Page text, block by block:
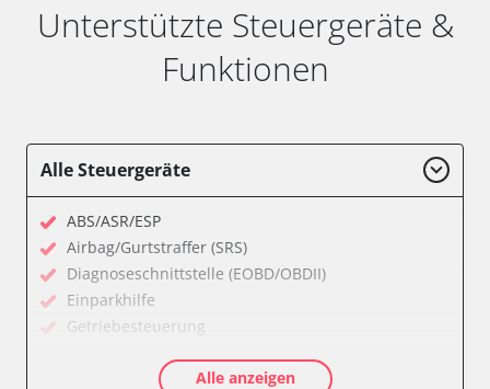
Unterstützte Steuergeräte &
Funktionen
Alle Steuergeräte
ABS/ASR/ESP
Airbag/Gurtstraffer (SRS)
Diagnoseschnittstelle (EOBD/OBDII)
Einparkhilfe
Getriebesteuerung
Alle anzeigen